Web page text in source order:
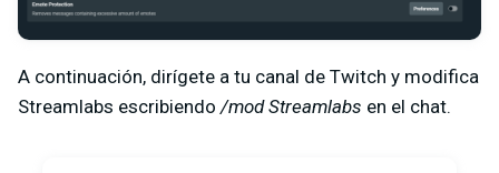
A continuación, dirígete a tu canal de Twitch y modifica
Streamlabs escribiendo/mod Streamlabs en el chat.